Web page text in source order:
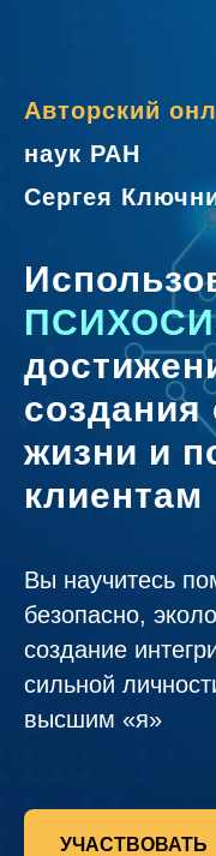
Авторский
наук РАН
Сергея
создания
жизни и
клиентам
Вы научитесь
безопасно,
создание
сильной
высшим «я»
УЧАСТВОВАТЬ